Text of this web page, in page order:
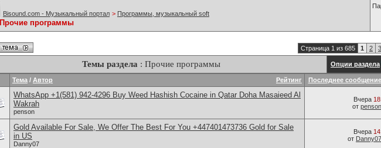
Bisound.com - Музыкальный портал > Программы, музыкальный soft
Прочие программы
Страница 1 из 685 1 2 3
Темы раздела : Прочие программы Опции раздела
Рейтинг
Тема / Автор Последнее сообщение
WhatsApp +1(581) 942-4296 Buy Weed Hashish Cocaine in Qatar Doha Masaieed Al
Wakrah
penson
Вчера
от penson
Gold Available For Sale, We Offer The Best For You +447401473736 Gold for Sale
in US
Danny07
Вчера
от Danny07